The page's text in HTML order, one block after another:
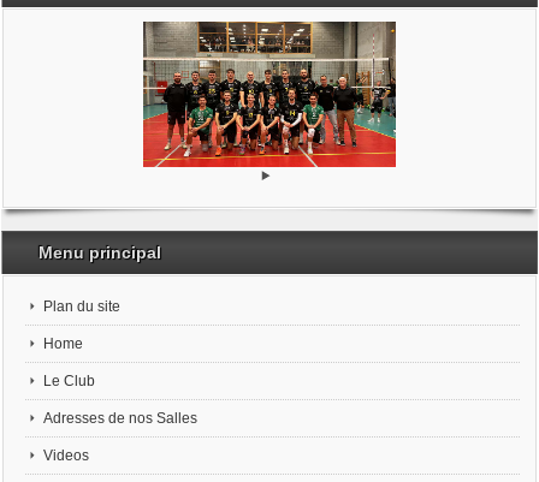
Les stages
Documents
Menu principal
Plan du site
Home
Le Club
Adresses de nos Salles
Videos